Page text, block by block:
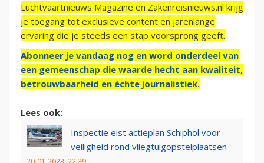
Luchtvaartnieuws Magazine en Zakenreisnieuws.nl krijg
je toegang tot exclusieve content en jarenlange
ervaring die je steeds een stap voorsprong geeft.
Abonneer je vandaag nog en word onderdeel van
een gemeenschap die waarde hecht aan kwaliteit,
betrouwbaarheid en échte journalistiek.
Lees ook:
Inspectie eist actieplan Schiphol voor
veiligheid rond vliegtuigopstelplaatsen